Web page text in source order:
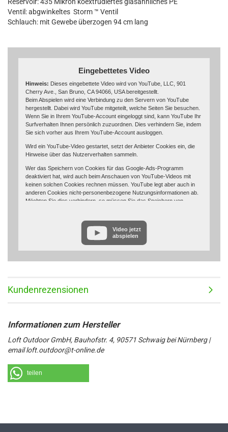
Ventil: abgwinkeltes Storm ™ Ventil
Schlauch: mit Gewebe überzogen 94 cm lang
Eingebettetes Video
Hinweis: Dieses eingebettete Video wird von YouTube, LLC, 901
Cherry Ave., San Bruno, CA 94066, USA bereitgestellt.
Beim Abspielen wird eine Verbindung zu den Servern von YouTube
hergestellt. Dabei wird YouTube mitgeteilt, welche Seiten Sie besuchen.
Wenn Sie in Ihrem YouTube-Account eingeloggt sind, kann YouTube Ihr
Surfverhalten Ihnen persönlich zuzuordnen. Dies verhindern Sie, indem
Sie sich vorher aus Ihrem YouTube-Account ausloggen.
Wird ein YouTube-Video gestartet, setzt der Anbieter Cookies ein, die
Hinweise über das Nutzerverhalten sammeln.
Wer das Speichern von Cookies für das Google-Ads-Programm
deaktiviert hat, wird auch beim Anschauen von YouTube-Videos mit
keinen solchen Cookies rechnen müssen. YouTube legt aber auch in
anderen Cookies nicht-personenbezogene Nutzungsinformationen ab.
Möchten Sie dies verhindern, so müssen Sie das Speichern von
Weitere Informationen zum Datenschutz bei „YouTube“ finden Sie in der
Datenschutzerklärung des Anbieters unter:
https://www.google.de/intl/de/policies/privacy/
Video jetzt
abspielen
Kundenrezensionen
Loft Outdoor GmbH, Bauhofstr. 4, 90571 Schwaig bei Nürnberg |
email loft.outdoor@t-online.de
teilen